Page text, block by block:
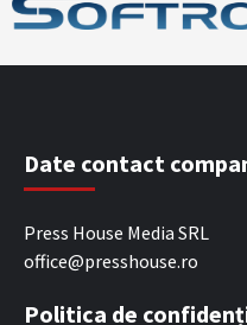
Date contact
Press House Media SRL
office@presshouse.ro
Politica de